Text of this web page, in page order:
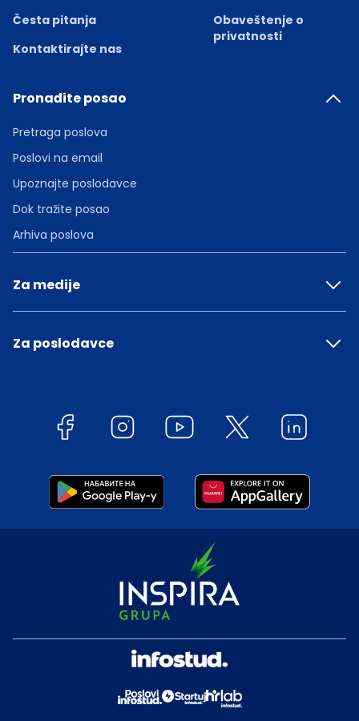
Česta pitanja
Kontaktirajte nas
Obaveštenje o
privatnosti
Pronađite posao
Pretraga poslova
Poslovi na email
Upoznajte poslodavce
Dok tražite posao
Arhiva poslova
Za medije
Za poslodavce